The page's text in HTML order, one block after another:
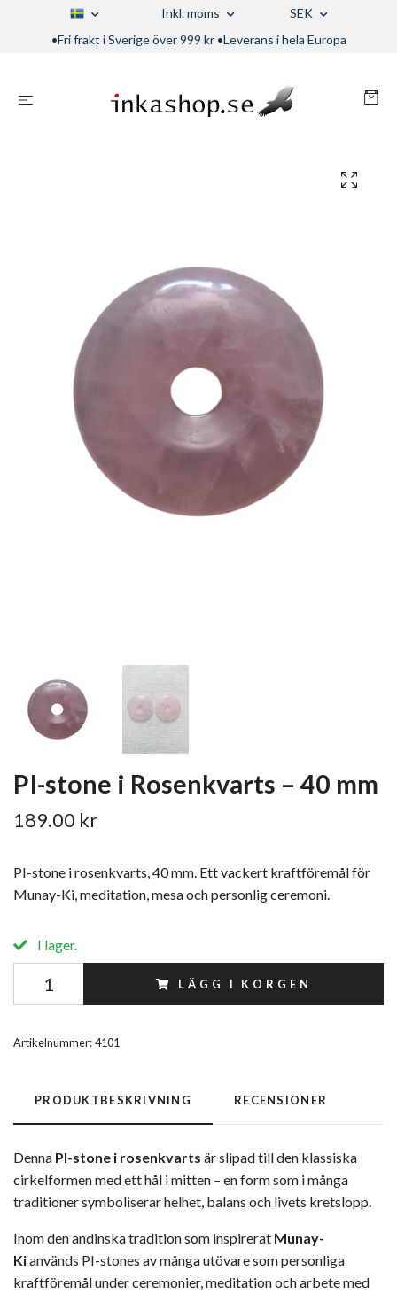
Inkl. moms
SEK
•Fri frakt i Sverige över 999 kr •Leverans i hela Europa
PI-stone i Rosenkvarts – 40 mm
189.00 kr
PI-stone i rosenkvarts, 40 mm. Ett vackert kraftföremål för
Munay-Ki, meditation, mesa och personlig ceremoni.
I lager.
LÄGG I KORGEN
Artikelnummer:4101
PRODUKTBESKRIVNING RECENSIONER
Denna PI-stone i rosenkvarts är slipad till den klassiska
cirkelformen med ett hål i mitten – en form som i många
traditioner symboliserar helhet, balans och livets kretslopp.
Inom den andinska tradition som inspirerat Munay-
Kianvänds PI-stones av många utövare som personliga
kraftföremål under ceremonier, meditation och arbete med